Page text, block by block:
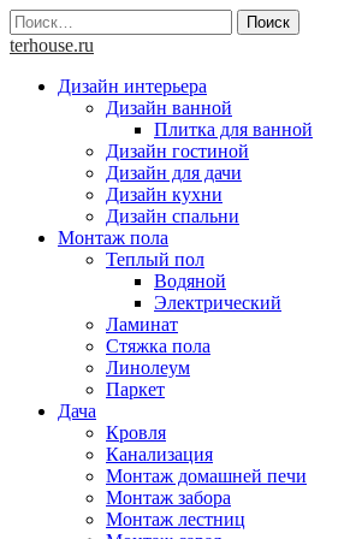
Skip
to
Найти:
terhouse.ru
Дизайн интерьера
Дизайн ванной
Плитка для ванной
Дизайн гостиной
Дизайн для дачи
Дизайн кухни
Дизайн спальни
Монтаж пола
Теплый пол
Водяной
Электрический
Ламинат
Стяжка пола
Линолеум
Паркет
Дача
Кровля
Канализация
Монтаж домашней печи
Монтаж забора
Монтаж лестниц